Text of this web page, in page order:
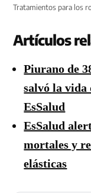
Tratamientos para los
Artículos
Piurano de
salvó la vida
EsSalud
EsSalud
mortales y
elásticas